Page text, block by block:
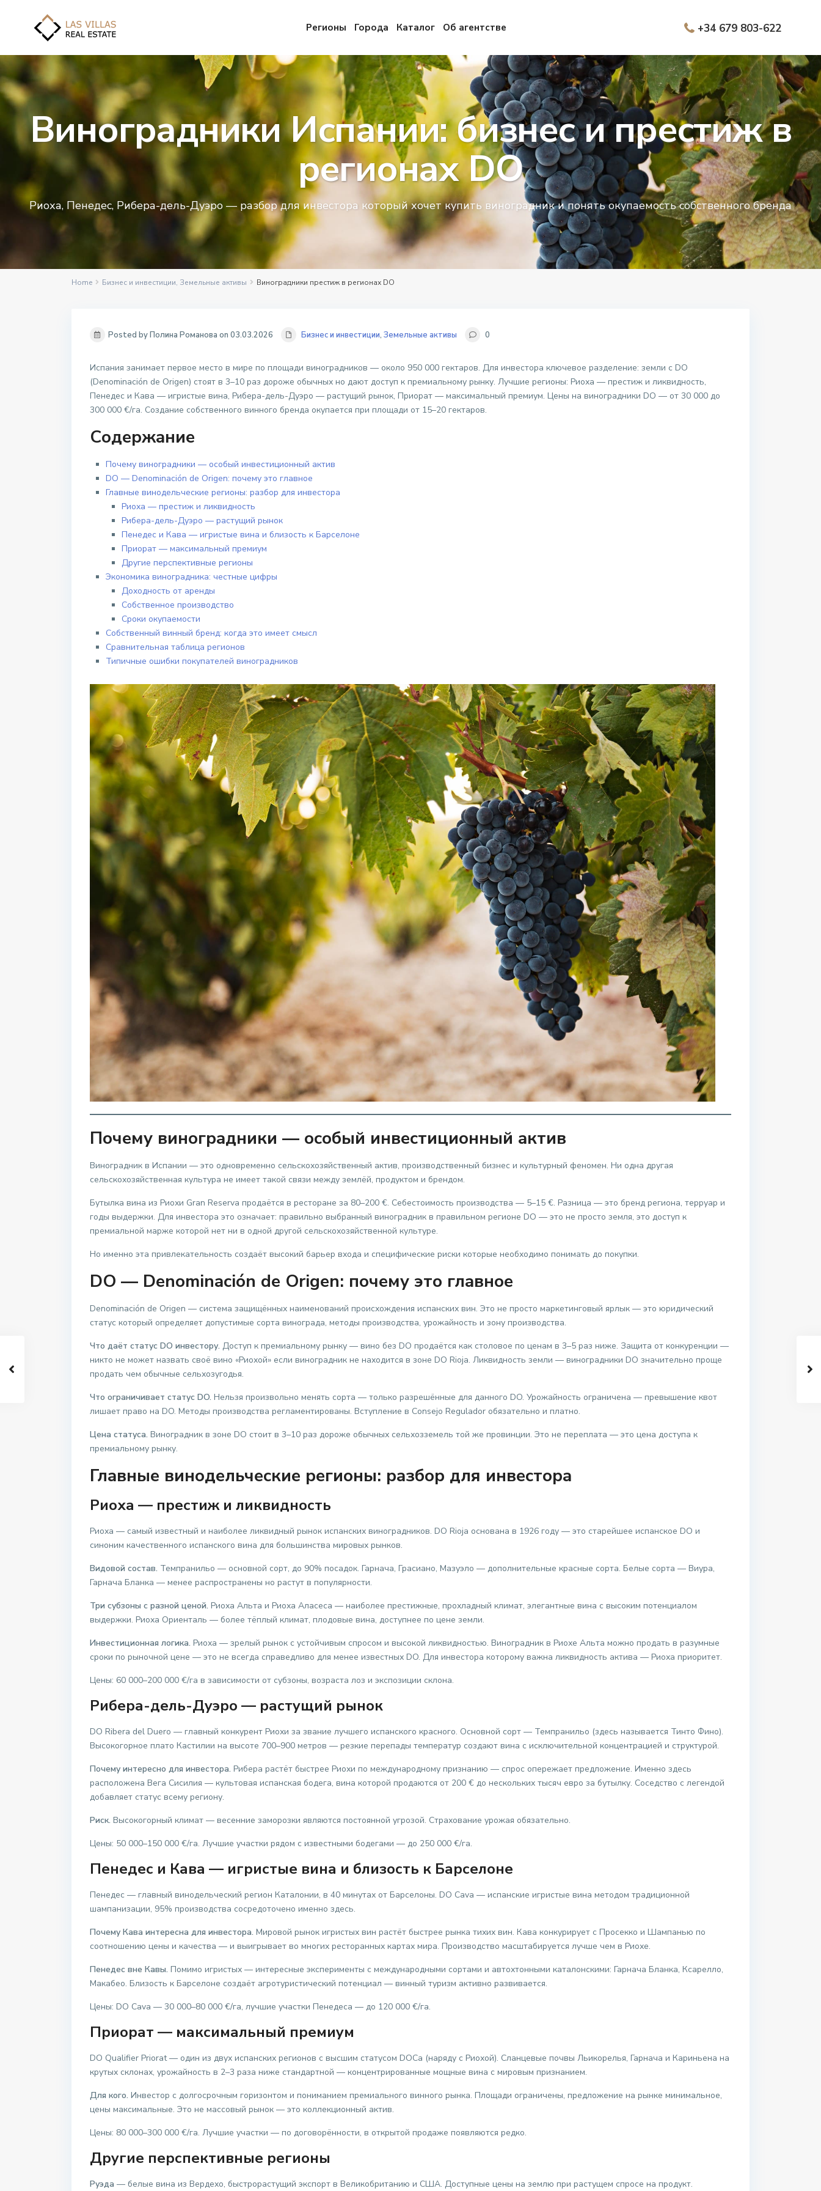
Регионы Города Каталог Об агентстве +34 679 803-622
Виноградники Испании: бизнес и престиж в
регионах DO
Риоха, Пенедес, Рибера-дель-Дуэро — разбор для инвестора который хочет купить виноградник и понять окупаемость собственного бренда
Home Бизнес и инвестиции, Земельные активы Виноградники престиж в регионах DO
Posted by Полина Романова on 03.03.2026 Бизнес и инвестиции, Земельные активы 0
Испания занимает первое место в мире по площади виноградников — около 950 000 гектаров. Для инвестора ключевое разделение: земли с DO
(Denominación de Origen) стоят в 3–10 раз дороже обычных но дают доступ к премиальному рынку. Лучшие регионы: Риоха — престиж и ликвидность,
Пенедес и Кава — игристые вина, Рибера-дель-Дуэро — растущий рынок, Приорат — максимальный премиум. Цены на виноградники DO — от 30 000 до
300 000 €/га. Создание собственного винного бренда окупается при площади от 15–20 гектаров.
Содержание
Почему виноградники — особый инвестиционный актив
DO — Denominación de Origen: почему это главное
Главные винодельческие регионы: разбор для инвестора
Риоха — престиж и ликвидность
Рибера-дель-Дуэро — растущий рынок
Пенедес и Кава — игристые вина и близость к Барселоне
Приорат — максимальный премиум
Другие перспективные регионы
Экономика виноградника: честные цифры
Доходность от аренды
Собственное производство
Сроки окупаемости
Собственный винный бренд: когда это имеет смысл
Сравнительная таблица регионов
Типичные ошибки покупателей виноградников
Почему виноградники — особый инвестиционный актив
Виноградник в Испании — это одновременно сельскохозяйственный актив, производственный бизнес и культурный феномен. Ни одна другая
сельскохозяйственная культура не имеет такой связи между землёй, продуктом и брендом.
Бутылка вина из Риохи Gran Reserva продаётся в ресторане за 80–200 €. Себестоимость производства — 5–15 €. Разница — это бренд региона, терруар и
годы выдержки. Для инвестора это означает: правильно выбранный виноградник в правильном регионе DO — это не просто земля, это доступ к
премиальной марже которой нет ни в одной другой сельскохозяйственной культуре.
Но именно эта привлекательность создаёт высокий барьер входа и специфические риски которые необходимо понимать до покупки.
DO — Denominación de Origen: почему это главное
Denominación de Origen — система защищённых наименований происхождения испанских вин. Это не просто маркетинговый ярлык — это юридический
статус который определяет допустимые сорта винограда, методы производства, урожайность и зону производства.
Что даёт статус DO инвестору. Доступ к премиальному рынку — вино без DO продаётся как столовое по ценам в 3–5 раз ниже. Защита от конкуренции —
никто не может назвать своё вино «Риохой» если виноградник не находится в зоне DO Rioja. Ликвидность земли — виноградники DO значительно проще
продать чем обычные сельхозугодья.
Что ограничивает статус DO. Нельзя произвольно менять сорта — только разрешённые для данного DO. Урожайность ограничена — превышение квот
лишает право на DO. Методы производства регламентированы. Вступление в Consejo Regulador обязательно и платно.
Цена статуса. Виноградник в зоне DO стоит в 3–10 раз дороже обычных сельхозземель той же провинции. Это не переплата — это цена доступа к
премиальному рынку.
Главные винодельческие регионы: разбор для инвестора
Риоха — престиж и ликвидность
Риоха — самый известный и наиболее ликвидный рынок испанских виноградников. DO Rioja основана в 1926 году — это старейшее испанское DO и
синоним качественного испанского вина для большинства мировых рынков.
Видовой состав. Темпранильо — основной сорт, до 90% посадок. Гарнача, Грасиано, Мазуэло — дополнительные красные сорта. Белые сорта — Виура,
Гарнача Бланка — менее распространены но растут в популярности.
Три субзоны с разной ценой. Риоха Альта и Риоха Аласеса — наиболее престижные, прохладный климат, элегантные вина с высоким потенциалом
выдержки. Риоха Ориенталь — более тёплый климат, плодовые вина, доступнее по цене земли.
Инвестиционная логика. Риоха — зрелый рынок с устойчивым спросом и высокой ликвидностью. Виноградник в Риохе Альта можно продать в разумные
сроки по рыночной цене — это не всегда справедливо для менее известных DO. Для инвестора которому важна ликвидность актива — Риоха приоритет.
Цены: 60 000–200 000 €/га в зависимости от субзоны, возраста лоз и экспозиции склона.
Рибера-дель-Дуэро — растущий рынок
DO Ribera del Duero — главный конкурент Риохи за звание лучшего испанского красного. Основной сорт — Темпранильо (здесь называется Тинто Фино).
Высокогорное плато Кастилии на высоте 700–900 метров — резкие перепады температур создают вина с исключительной концентрацией и структурой.
Почему интересно для инвестора. Рибера растёт быстрее Риохи по международному признанию — спрос опережает предложение. Именно здесь
расположена Вега Сисилия — культовая испанская бодега, вина которой продаются от 200 € до нескольких тысяч евро за бутылку. Соседство с легендой
добавляет статус всему региону.
Риск. Высокогорный климат — весенние заморозки являются постоянной угрозой. Страхование урожая обязательно.
Цены: 50 000–150 000 €/га. Лучшие участки рядом с известными бодегами — до 250 000 €/га.
Пенедес и Кава — игристые вина и близость к Барселоне
Пенедес — главный винодельческий регион Каталонии, в 40 минутах от Барселоны. DO Cava — испанские игристые вина методом традиционной
шампанизации, 95% производства сосредоточено именно здесь.
Почему Кава интересна для инвестора. Мировой рынок игристых вин растёт быстрее рынка тихих вин. Кава конкурирует с Просекко и Шампанью по
соотношению цены и качества — и выигрывает во многих ресторанных картах мира. Производство масштабируется лучше чем в Риохе.
Пенедес вне Кавы. Помимо игристых — интересные эксперименты с международными сортами и автохтонными каталонскими: Гарнача Бланка, Ксарелло,
Макабео. Близость к Барселоне создаёт агротуристический потенциал — винный туризм активно развивается.
Цены: DO Cava — 30 000–80 000 €/га, лучшие участки Пенедеса — до 120 000 €/га.
Приорат — максимальный премиум
DO Qualifier Priorat — один из двух испанских регионов с высшим статусом DOCa (наряду с Риохой). Сланцевые почвы Льикорелья, Гарнача и Кариньена на
крутых склонах, урожайность в 2–3 раза ниже стандартной — концентрированные мощные вина с мировым признанием.
Для кого. Инвестор с долгосрочным горизонтом и пониманием премиального винного рынка. Площади ограничены, предложение на рынке минимальное,
цены максимальные. Это не массовый рынок — это коллекционный актив.
Цены: 80 000–300 000 €/га. Лучшие участки — по договорённости, в открытой продаже появляются редко.
Другие перспективные регионы
Руэда — белые вина из Вердехо, быстрорастущий экспорт в Великобританию и США. Доступные цены на землю при растущем спросе на продукт.